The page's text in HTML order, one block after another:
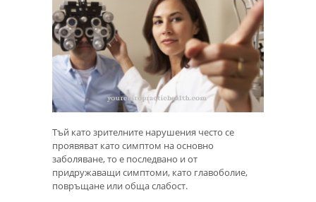
Тъй като зрителните нарушения често се
проявяват като симптом на основно
заболяване, то е последвано и от
придружаващи симптоми, като главоболие,
повръщане или обща слабост.